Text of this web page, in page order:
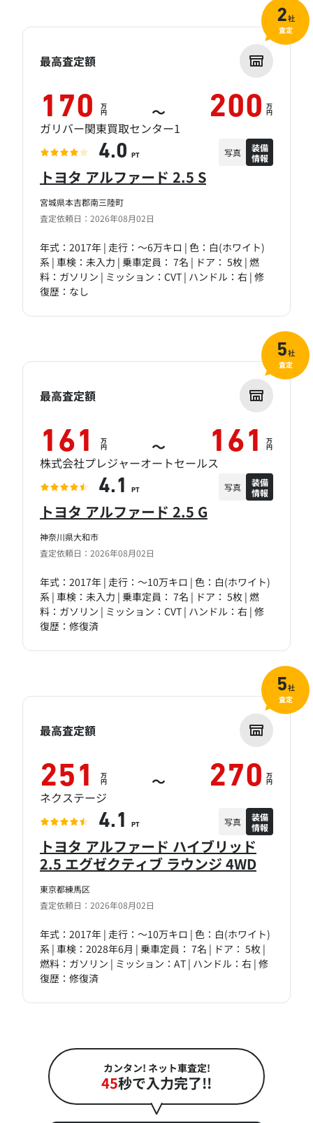
宮城県本吉郡南三陸町
査定依頼日：2026年08月02日
トヨタ アルファード 2.5 S
年式：2017年 | 走行：～6万キロ | 色：白(ホワイト)
系 | 車検：未入力 | 乗車定員： 7名 | ドア： 5枚 | 燃
料：ガソリン | ミッション：CVT | ハンドル：右 | 修
復歴：なし
最高査定額
170 万
円 ～ 200 万
円
ガリバー関東買取センター1
4.0 PT 写真
装備
情報
2社
査定
神奈川県大和市
査定依頼日：2026年08月02日
トヨタ アルファード 2.5 G
年式：2017年 | 走行：～10万キロ | 色：白(ホワイト)
系 | 車検：未入力 | 乗車定員： 7名 | ドア： 5枚 | 燃
料：ガソリン | ミッション：CVT | ハンドル：右 | 修
復歴：修復済
最高査定額
161 万
円 ～ 161 万
円
株式会社プレジャーオートセールス
4.1 PT 写真
装備
情報
5社
査定
東京都練馬区
査定依頼日：2026年08月02日
トヨタ アルファード ハイブリッド
2.5 エグゼクティブ ラウンジ 4WD
年式：2017年 | 走行：～10万キロ | 色：白(ホワイト)
系 | 車検：2028年6月 | 乗車定員： 7名 | ドア： 5枚 |
燃料：ガソリン | ミッション：AT | ハンドル：右 | 修
復歴：修復済
最高査定額
251 万
円 ～ 270 万
円
ネクステージ
4.1 PT 写真
装備
情報
5社
査定
カンタン! ネット車査定!
45秒で入力完了!!